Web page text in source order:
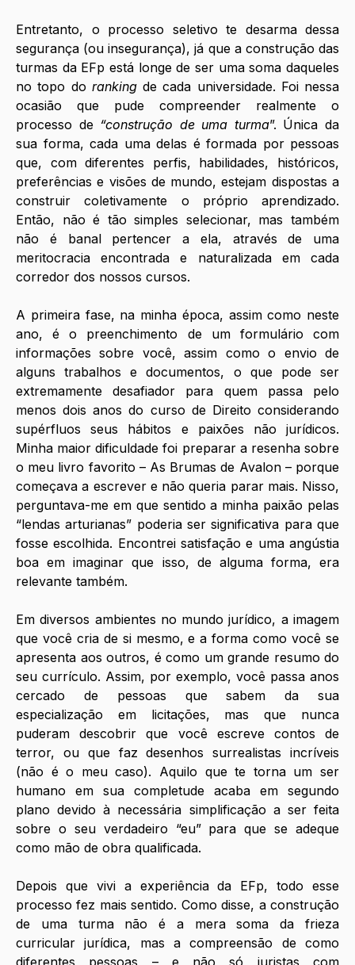
Entretanto, o processo seletivo te desarma dessa
segurança (ou insegurança), já que a construção das
turmas da EFp está longe de ser uma soma daqueles
no topo do ranking de cada universidade. Foi nessa
ocasião que pude compreender realmente o
processo de “construção de uma turma”. Única da
sua forma, cada uma delas é formada por pessoas
que, com diferentes perfis, habilidades, históricos,
preferências e visões de mundo, estejam dispostas a
construir coletivamente o próprio aprendizado.
Então, não é tão simples selecionar, mas também
não é banal pertencer a ela, através de uma
meritocracia encontrada e naturalizada em cada
corredor dos nossos cursos.
A primeira fase, na minha época, assim como neste
ano, é o preenchimento de um formulário com
informações sobre você, assim como o envio de
alguns trabalhos e documentos, o que pode ser
extremamente desafiador para quem passa pelo
menos dois anos do curso de Direito considerando
supérfluos seus hábitos e paixões não jurídicos.
Minha maior dificuldade foi preparar a resenha sobre
o meu livro favorito – As Brumas de Avalon – porque
começava a escrever e não queria parar mais. Nisso,
perguntava-me em que sentido a minha paixão pelas
“lendas arturianas” poderia ser significativa para que
fosse escolhida. Encontrei satisfação e uma angústia
boa em imaginar que isso, de alguma forma, era
relevante também.
Em diversos ambientes no mundo jurídico, a imagem
que você cria de si mesmo, e a forma como você se
apresenta aos outros, é como um grande resumo do
seu currículo. Assim, por exemplo, você passa anos
cercado de pessoas que sabem da sua
especialização em licitações, mas que nunca
puderam descobrir que você escreve contos de
terror, ou que faz desenhos surrealistas incríveis
(não é o meu caso). Aquilo que te torna um ser
humano em sua completude acaba em segundo
plano devido à necessária simplificação a ser feita
sobre o seu verdadeiro “eu” para que se adeque
como mão de obra qualificada.
Depois que vivi a experiência da EFp, todo esse
processo fez mais sentido. Como disse, a construção
de uma turma não é a mera soma da frieza
curricular jurídica, mas a compreensão de como
diferentes pessoas – e não só juristas com